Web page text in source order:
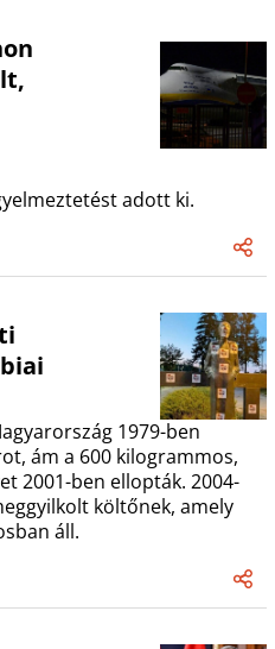
adott ki.
1979-ben
ám a 600 kilogrammos,
2001-ben ellopták. 2004-
költőnek, amely
áll.